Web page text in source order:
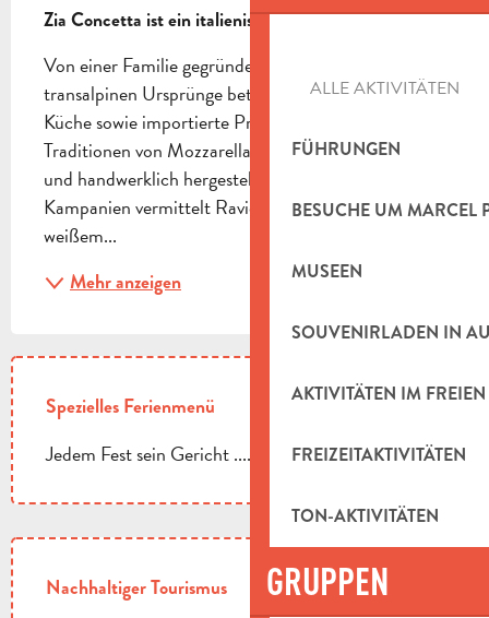
ALLE AKTIVITÄTEN
FÜHRUNGEN
BESUCHE UM MARCEL
MUSEEN
SOUVENIRLADEN IN
AKTIVITÄTEN IM FREIEN
FREIZEITAKTIVITÄTEN
TON-AKTIVITÄTEN
GRUPPEN
Zia Concetta ist ein italienischer Concept Store.
Von einer Familie gegründet und betrieben, die ihre
transalpinen Ursprünge betont und durch ihre
Küche sowie importierte Produkte die Aromen und
Traditionen von Mozzarella Di Bufala DOP, Burrata
und handwerklich hergestellten Antipasti aus
Kampanien vermittelt Ravioli mit schwarzem und
weißem...
Mehr anzeigen
Spezielles Ferienmenü
Jedem Fest sein Gericht .......
Nachhaltiger Tourismus